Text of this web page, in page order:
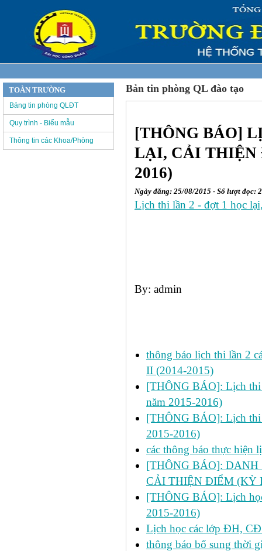
Bản tin phòng QL đào tạo
[THÔNG BÁO]
LẠI, CẢI THIỆN
2016)
Ngày đăng: 25/08/2015 - Số lượt đọc:
Lịch thi lần 2 - đợt 1 học
By: admin
thông báo lịch thi lần 2
II (2014-2015)
[THÔNG BÁO]: Lịch thi
năm 2015-2016)
[THÔNG BÁO]: Lịch thi
2015-2016)
các thông báo thực hiện
[THÔNG BÁO]:
CẢI THIỆN ĐIỂM (KỲ
[THÔNG BÁO]: Lịch
2015-2016)
Lịch học các lớp ĐH,
thông báo bổ sung thời
TOÀN TRƯỜNG
Bảng tin phòng QLĐT
Quy trình - Biểu mẫu
Thông tin các Khoa/Phòng